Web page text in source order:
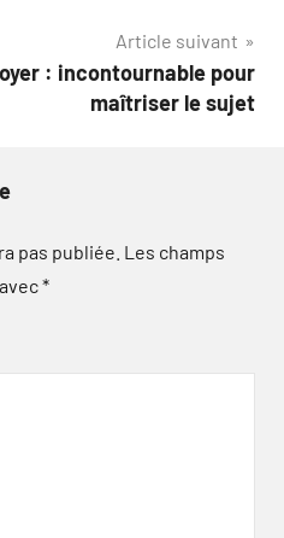
Article suivant
: incontournable pour
maîtriser le sujet
pas publiée. Les champs
*